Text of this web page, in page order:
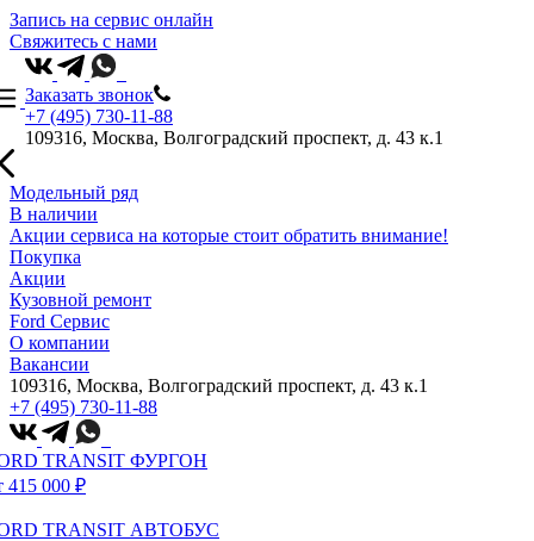
Запись на сервис онлайн
Свяжитесь с нами
Заказать звонок
+7 (495) 730-11-88
109316, Москва, Волгоградский проспект, д. 43 к.1
Модельный ряд
В наличии
Акции сервиса на которые стоит обратить внимание!
Покупка
Акции
Кузовной ремонт
Ford Сервис
О компании
Вакансии
109316, Москва, Волгоградский проспект, д. 43 к.1
+7 (495) 730-11-88
TRANSIT ФУРГОН
415 000 ₽
TRANSIT АВТОБУС